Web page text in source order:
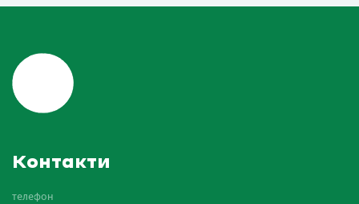
Контакти
телефон